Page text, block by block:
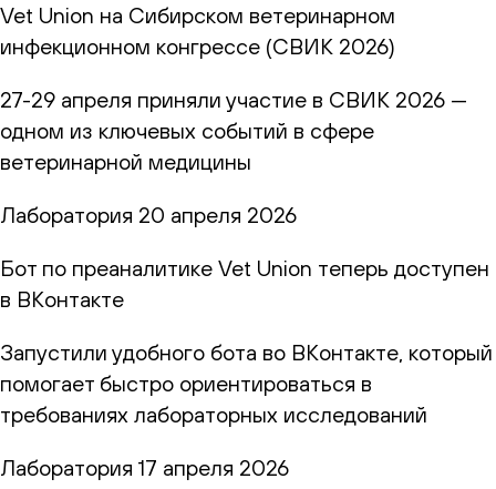
Vet Union на Сибирском ветеринарном
инфекционном конгрессе (СВИК 2026)
27-29 апреля приняли участие в СВИК 2026 —
одном из ключевых событий в сфере
ветеринарной медицины
Лаборатория 20 апреля 2026
Бот по преаналитике Vet Union теперь доступен
в ВКонтакте
Запустили удобного бота во ВКонтакте, который
помогает быстро ориентироваться в
требованиях лабораторных исследований
Лаборатория 17 апреля 2026